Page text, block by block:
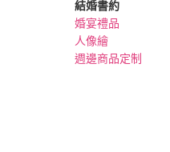
結婚書約
婚宴禮品
人像繪
週邊商品定制